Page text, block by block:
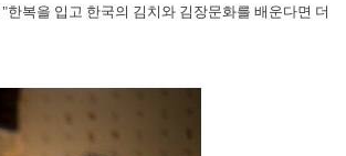
복을 입고 한국의 김치와 김장문화를 배운다면 더